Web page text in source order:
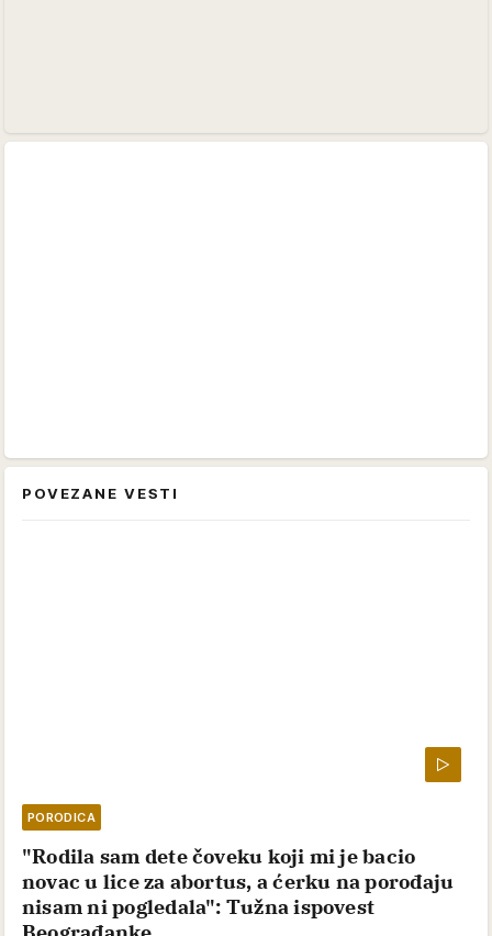
POVEZANE VESTI
PORODICA
"Rodila sam dete čoveku koji mi je bacio
novac u lice za abortus, a ćerku na porođaju
nisam ni pogledala": Tužna ispovest